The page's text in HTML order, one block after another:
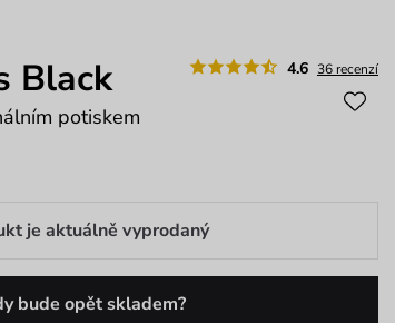
4.6 36 recenzí
Black
potiskem
je aktuálně vyprodaný
bude opět skladem?